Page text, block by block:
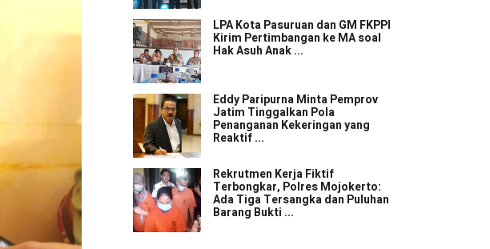
LPA Kota Pasuruan dan GM FKPPI
Kirim Pertimbangan ke MA soal
Hak Asuh Anak ...
Eddy Paripurna Minta Pemprov
Jatim Tinggalkan Pola
Penanganan Kekeringan yang
Reaktif ...
Rekrutmen Kerja Fiktif
Terbongkar, Polres Mojokerto:
Ada Tiga Tersangka dan Puluhan
Barang Bukti ...